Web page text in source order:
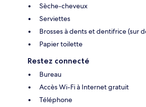
Sèche-cheveux
Serviettes
Brosses à dents et dentifrice (sur
Papier toilette
Restez connecté
Bureau
Accès Wi-Fi à Internet gratuit
Téléphone